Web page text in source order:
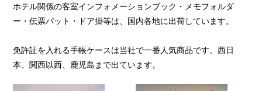
ホテル関係の客室インフォメーションブック・メモフォルダ
ー・伝票パット・ドア掛等は、国内各地に出荷しています。
免許証を入れる手帳ケースは当社で一番人気商品です。西日
本、関西以西、鹿児島まで出ています。